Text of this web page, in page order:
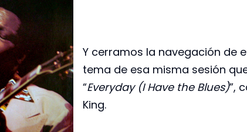
Y cerramos la navegación de
tema de esa misma sesión
“Everyday (I Have the Blues)”,
King.